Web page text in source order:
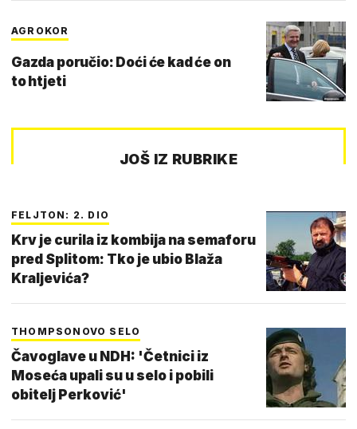
AGROKOR
Gazda poručio: Doći će kad će on
to htjeti
JOŠ IZ RUBRIKE
FELJTON: 2. DIO
Krv je curila iz kombija na semaforu
pred Splitom: Tko je ubio Blaža
Kraljevića?
THOMPSONOVO SELO
Čavoglave u NDH: 'Četnici iz
Moseća upali su u selo i pobili
obitelj Perković'